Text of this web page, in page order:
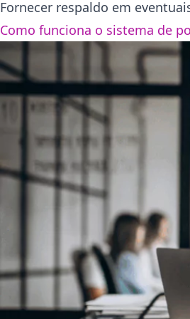
Fornecer respaldo em
Como funciona o sistema de